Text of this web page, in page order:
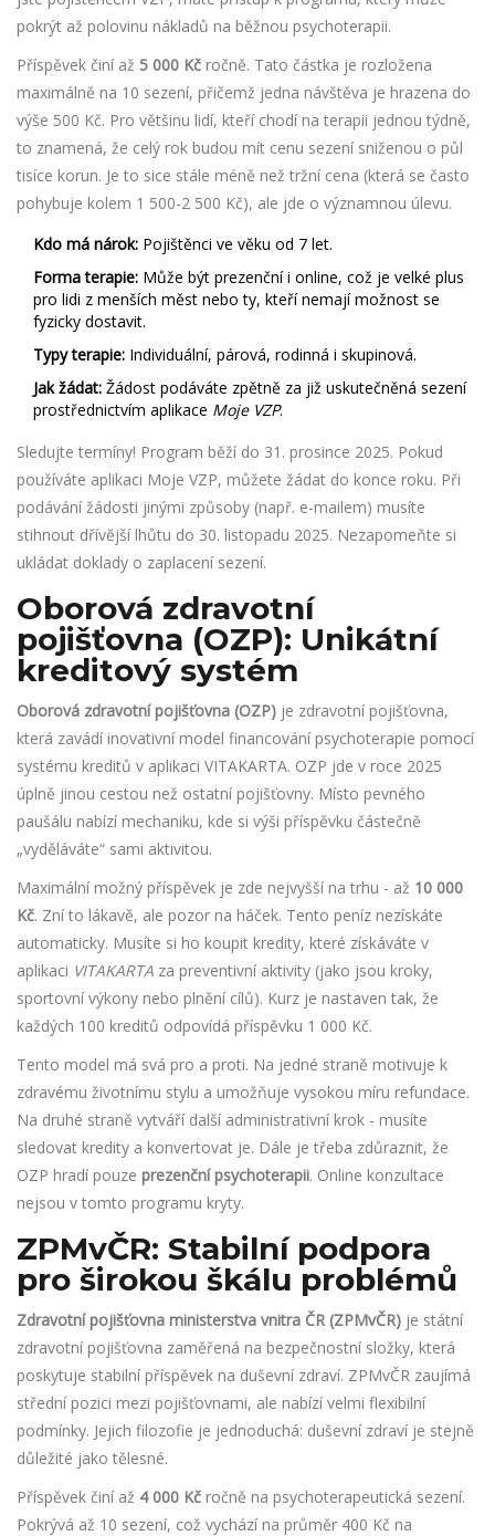
pokrýt až polovinu nákladů na běžnou psychoterapii.
Příspěvek činí až 5 000 Kč ročně. Tato částka je rozložena
maximálně na 10 sezení, přičemž jedna návštěva je hrazena do
výše 500 Kč. Pro většinu lidí, kteří chodí na terapii jednou týdně,
to znamená, že celý rok budou mít cenu sezení sniženou o půl
tisíce korun. Je to sice stále méně než tržní cena (která se často
pohybuje kolem 1 500-2 500 Kč), ale jde o významnou úlevu.
Kdo má nárok: Pojištěnci ve věku od 7 let.
Forma terapie: Může být prezenční i online, což je velké plus
pro lidi z menších měst nebo ty, kteří nemají možnost se
fyzicky dostavit.
Typy terapie: Individuální, párová, rodinná i skupinová.
Jak žádat: Žádost podáváte zpětně za již uskutečněná sezení
prostřednictvím aplikace Moje VZP.
Sledujte termíny! Program běží do 31. prosince 2025. Pokud
používáte aplikaci Moje VZP, můžete žádat do konce roku. Při
podávání žádosti jinými způsoby (např. e-mailem) musíte
stihnout dřívější lhůtu do 30. listopadu 2025. Nezapomeňte si
ukládat doklady o zaplacení sezení.
Oborová zdravotní
pojišťovna (OZP): Unikátní
kreditový systém
Oborová zdravotní pojišťovna (OZP) je zdravotní pojišťovna,
která zavádí inovativní model financování psychoterapie pomocí
systému kreditů v aplikaci VITAKARTA. OZP jde v roce 2025
úplně jinou cestou než ostatní pojišťovny. Místo pevného
paušálu nabízí mechaniku, kde si výši příspěvku částečně
„vyděláváte“ sami aktivitou.
Maximální možný příspěvek je zde nejvyšší na trhu - až 10 000
Kč. Zní to lákavě, ale pozor na háček. Tento peníz nezískáte
automaticky. Musíte si ho koupit kredity, které získáváte v
aplikaci VITAKARTA za preventivní aktivity (jako jsou kroky,
sportovní výkony nebo plnění cílů). Kurz je nastaven tak, že
každých 100 kreditů odpovídá příspěvku 1 000 Kč.
Tento model má svá pro a proti. Na jedné straně motivuje k
zdravému životnímu stylu a umožňuje vysokou míru refundace.
Na druhé straně vytváří další administrativní krok - musíte
sledovat kredity a konvertovat je. Dále je třeba zdůraznit, že
OZP hradí pouze prezenční psychoterapii. Online konzultace
nejsou v tomto programu kryty.
ZPMvČR: Stabilní podpora
pro širokou škálu problémů
Zdravotní pojišťovna ministerstva vnitra ČR (ZPMvČR) je státní
zdravotní pojišťovna zaměřená na bezpečnostní složky, která
poskytuje stabilní příspěvek na duševní zdraví. ZPMvČR zaujímá
střední pozici mezi pojišťovnami, ale nabízí velmi flexibilní
podmínky. Jejich filozofie je jednoduchá: duševní zdraví je stejně
důležité jako tělesné.
Příspěvek činí až 4 000 Kč ročně na psychoterapeutická sezení.
Pokrývá až 10 sezení, což vychází na průměr 400 Kč na